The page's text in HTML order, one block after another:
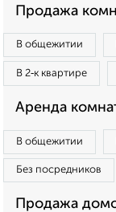
Продажа
В общежитии
В 2‑к квартире
Аренда
В общежитии
Без посредников
Продажа